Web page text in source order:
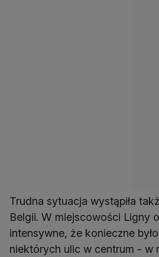
Trudna sytuacja wystąpiła
Belgii. W miejscowości Ligny
intensywne, że konieczne
niektórych ulic w centrum - w